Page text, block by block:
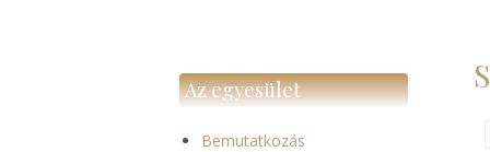
Az egyesület
Bemutatkozás